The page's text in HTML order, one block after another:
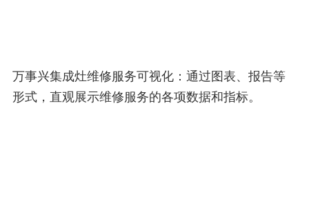
万事兴集成灶维修服务可视化：通过图表、报告等
形式，直观展示维修服务的各项数据和指标。